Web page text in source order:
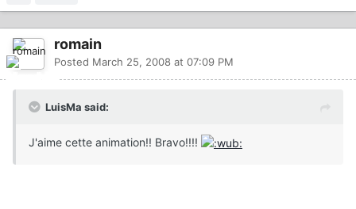
romain
Posted March 25, 2008 at 07:09 PM
LuisMa said:
J'aime cette animation!! Bravo!!!!